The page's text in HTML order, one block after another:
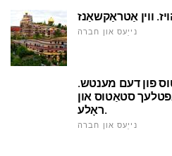
ווין אַטראַקשאַנז
נייַעס און חברה
פון דעם מענטש.
סטאַטוס און
ראָלע.
נייַעס און חברה